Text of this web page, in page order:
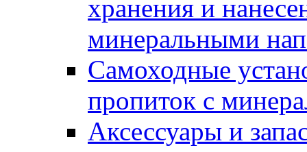
хранения и
минеральными
Самоходные
пропиток с
Аксессуары и